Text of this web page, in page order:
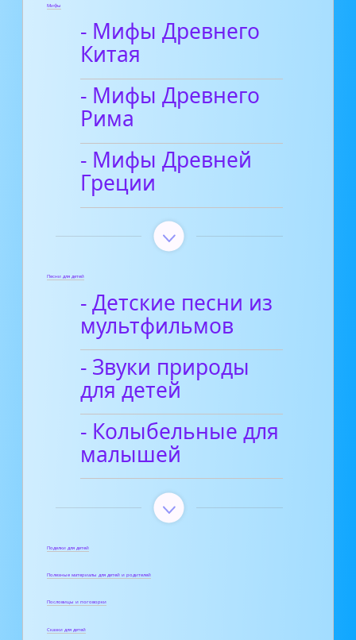
Мифы
- Мифы Древнего
Китая
- Мифы Древнего
Рима
- Мифы Древней
Греции
Песни для детей
- Детские песни из
мультфильмов
- Звуки природы
для детей
- Колыбельные для
малышей
Поделки для детей
Полезные материалы для детей и родителей
Пословицы и поговорки
Сказки для детей